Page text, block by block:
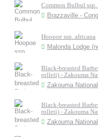
Common Bulbul
Brazzaville -
Hoopoe ssp. africana
Malonda Lodge
Black-breasted
rolleti) - Zakouma
Zakouma
Black-breasted
rolleti) - Zakouma
Zakouma